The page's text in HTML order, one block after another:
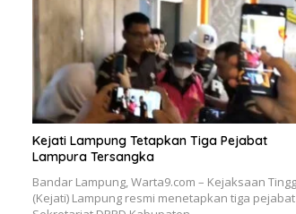
Kejati Lampung Tetapkan Tiga Pejabat
Lampura Tersangka
Bandar Lampung, Warta9.com – Kejaksaan
(Kejati) Lampung resmi menetapkan tiga pejabat